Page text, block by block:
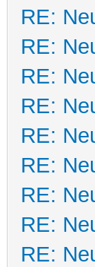
RE:
RE:
RE:
RE:
RE:
RE:
RE:
RE:
RE: